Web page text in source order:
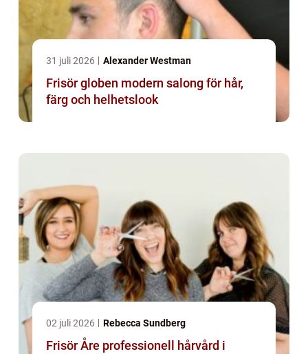
31 juli 2026 Alexander Westman
Frisör globen modern salong för hår,
färg och helhetslook
02 juli 2026 Rebecca Sundberg
Frisör Åre professionell hårvård i